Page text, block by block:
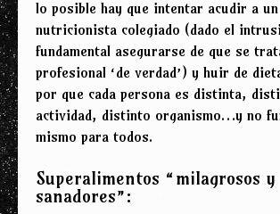
lo posible hay que intentar acudir a
nutricionista colegiado (dado el
fundamental asegurarse de que se
profesional ‘de verdad’) y huir de
por que cada persona es distinta,
actividad, distinto organismo…y no
mismo para todos.
Superalimentos “milagrosos y
sanadores”: